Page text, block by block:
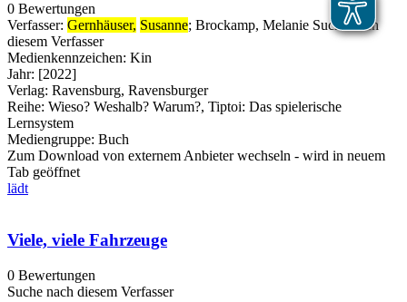
0 Bewertungen
Verfasser: Gernhäuser, Susanne; Brockamp, Melanie Suche nach
diesem Verfasser
Medienkennzeichen: Kin
Jahr: [2022]
Verlag: Ravensburg, Ravensburger
Reihe: Wieso? Weshalb? Warum?, Tiptoi: Das spielerische
Lernsystem
Mediengruppe: Buch
Zum Download von externem Anbieter wechseln - wird in neuem
Tab geöffnet
lädt
Viele, viele Fahrzeuge
0 Bewertungen
Suche nach diesem Verfasser